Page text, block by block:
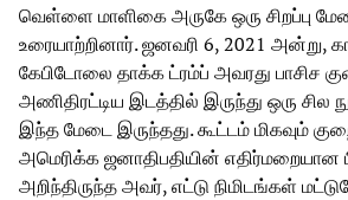
வெள்ளை மாளிகை அருகே ஒரு சிறப்பு
உரையாற்றினார். ஜனவரி 6, 2021 அன்று,
கேபிடோலை தாக்க ட்ரம்ப் அவரது பாசிச
அணிதிரட்டிய இடத்தில் இருந்து ஒரு சில
இந்த மேடை இருந்தது. கூட்டம் மிகவும்
அமெரிக்க ஜனாதிபதியின் எதிர்மறையான
அறிந்திருந்த அவர், எட்டு நிமிடங்கள்